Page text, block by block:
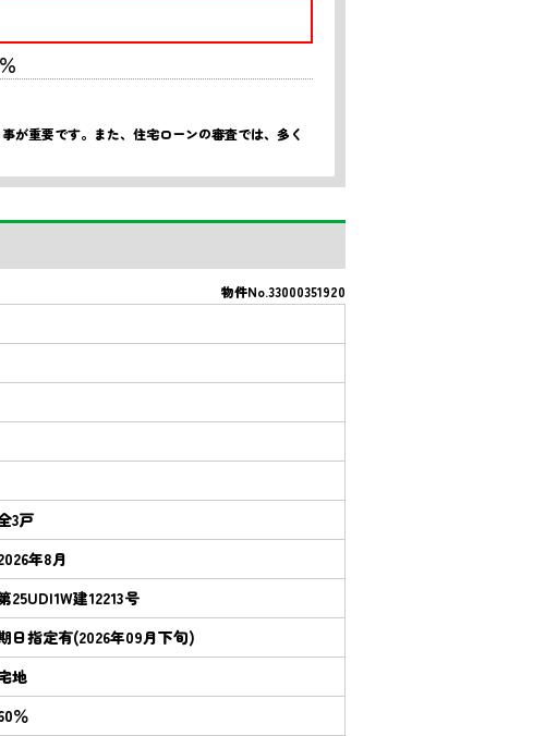
％
重要です。また、住宅ローンの審査では、多く
物件No.33000351920
3戸
年8月
25UDI1W建12213号
日指定有(2026年09月下旬)
地
％